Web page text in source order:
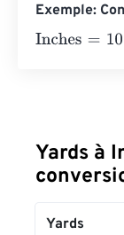
Exemple:
Inches= 10
Yards à
Yards